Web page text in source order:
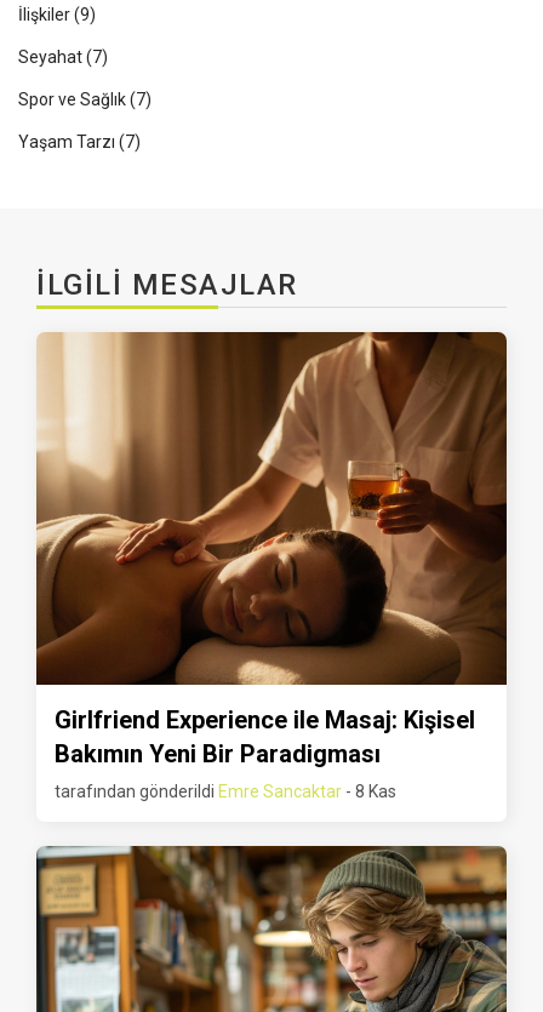
İlişkiler(9)
Seyahat(7)
Spor ve Sağlık(7)
Yaşam Tarzı (7)
İLGILI MESAJLAR
Girlfriend Experience ile Masaj: Kişisel
Bakımın Yeni Bir Paradigması
tarafından gönderildi Emre Sancaktar - 8 Kas